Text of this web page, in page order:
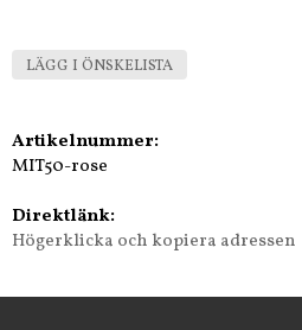
LÄGG I ÖNSKELISTA
Artikelnummer:
MIT50-rose
Direktlänk:
Högerklicka och kopiera adressen